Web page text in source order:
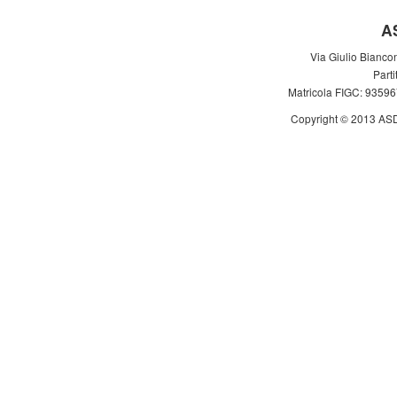
Via Giulio
Matricola FIGC:
Copyright © 2013